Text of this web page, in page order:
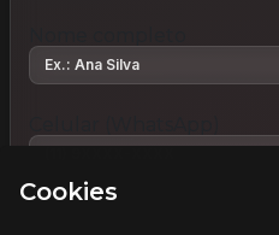
Cookies